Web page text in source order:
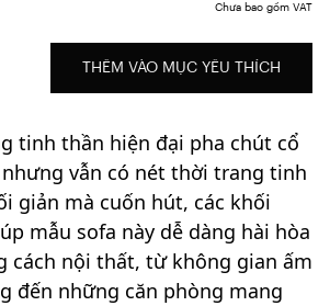
Chưa bao gồm VAT
THÊM VÀO MỤC YÊU THÍCH
tinh thần hiện đại pha chút cổ
vẫn có nét thời trang tinh
giản mà cuốn hút, các khối
mẫu sofa này dễ dàng hài hòa
cách nội thất, từ không gian ấm
đến những căn phòng mang